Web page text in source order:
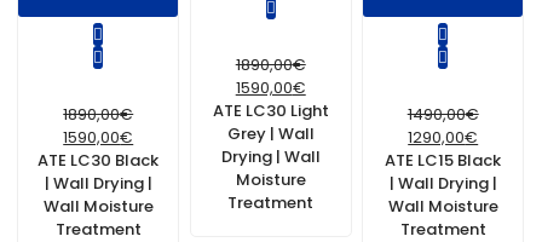
1890,00€
1590,00€
ATE LC30 Black
| Wall Drying |
Wall Moisture
Treatment
1890,00€
1590,00€
ATE LC30 Light
Grey | Wall
Drying | Wall
Moisture
Treatment
1490,00€
1290,00€
ATE LC15 Black
| Wall Drying |
Wall Moisture
Treatment